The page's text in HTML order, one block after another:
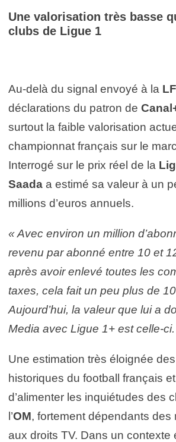
Une valorisation très basse
clubs de Ligue 1
Au-delà du signal envoyé à la
déclarations du patron de
surtout la faible valorisation
championnat français sur le
Interrogé sur le prix réel de la
Saada a estimé sa valeur à un
millions d’euros annuels.
« Avec environ un million
revenu par abonné entre 10 et
après avoir enlevé toutes les
taxes, cela fait un peu plus de
Aujourd’hui, la valeur que lui a
Media avec Ligue 1+ est celle-
Une estimation très éloignée
historiques du football français
d’alimenter les inquiétudes des
l’OM, fortement dépendants des
aux droits TV. Dans un contexte